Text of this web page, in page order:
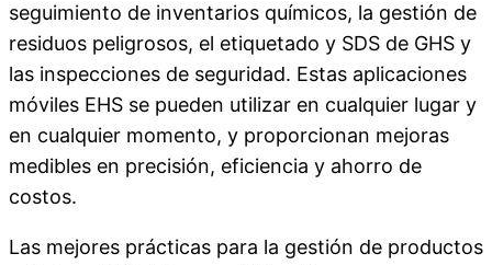
seguimiento de inventarios químicos, la gestión de
residuos peligrosos, el etiquetado y SDS de GHS y
las inspecciones de seguridad. Estas aplicaciones
móviles EHS se pueden utilizar en cualquier lugar y
en cualquier momento, y proporcionan mejoras
medibles en precisión, eficiencia y ahorro de
costos.
Las mejores prácticas para la gestión de productos